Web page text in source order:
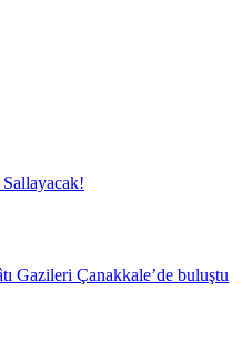
Gazileri Çanakkale’de buluştu